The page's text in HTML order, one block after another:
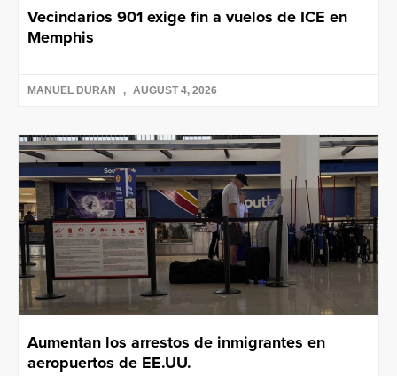
Vecindarios 901 exige fin a vuelos de ICE en
Memphis
MANUEL DURAN AUGUST 4, 2026
Aumentan los arrestos de inmigrantes en
aeropuertos de EE.UU.